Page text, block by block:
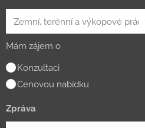
Mám zájem o
Konzultaci
Cenovou nabídku
Zpráva